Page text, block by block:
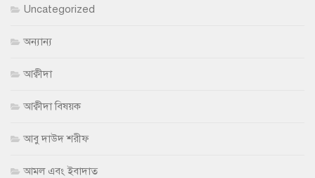
Uncategorized
অন্যান্য
আক্বীদা
আক্বীদা বিষয়ক
আবু দাউদ শরীফ
আমল এবং ইবাদাত